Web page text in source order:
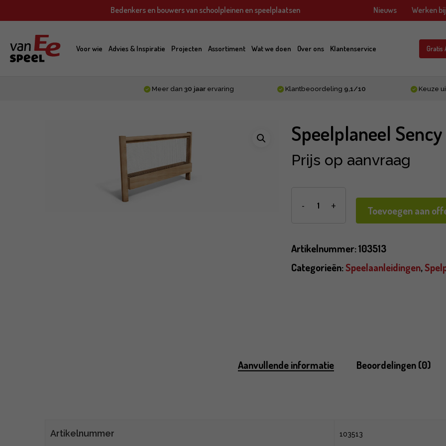
to
content
Bedenkers en bouwers van schoolpleinen en speelplaatsen Nieuws Werken bij
Voor wie Advies & Inspiratie Projecten Assortiment Wat we doen Over ons Klantenservice Gratis
Meer dan 30 jaar ervaring Klantbeoordeling 9,1/10 Keuze
Speelplaneel
Prijs op aanvraag
Toevoegen aan
Artikelnummer:103513
Categorieën:Speelaanleidingen,
Aanvullende informatie Beoordelingen (0)
Artikelnummer 103513